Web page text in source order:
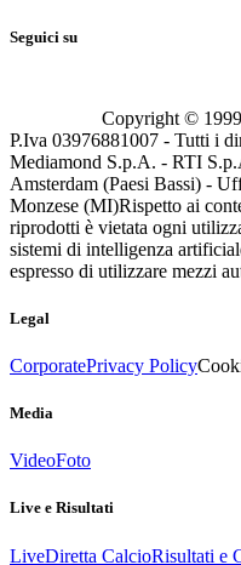
Seguici su
Copyright ©
P.Iva 03976881007 - Tutti i
Mediamond S.p.A. - RTI
Amsterdam (Paesi Bassi) -
Monzese (MI)Rispetto ai
riprodotti è vietata ogni
sistemi di intelligenza
espresso di utilizzare mezzi
Legal
CorporatePrivacy Policy
Media
VideoFoto
Live e Risultati
LiveDiretta CalcioRisultati e